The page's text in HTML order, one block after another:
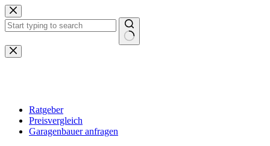
Zum
Inhalt
springen
Keine
Ergebnisse
Ratgeber
Preisvergleich
Garagenbauer anfragen